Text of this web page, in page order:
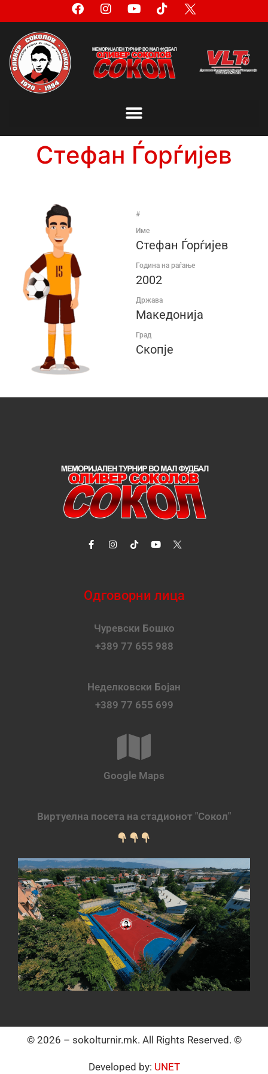
Стефан Ѓорѓијев
#
Име
Стефан Ѓорѓијев
Година на раѓање
2002
Држава
Македонија
Град
Скопје
Одговорни лица
Чуревски Бошко
+389 77 655 988
Неделковски Бојан
+389 77 655 699
Google Maps
Виртуелна посета на стадионот "Сокол"
© 2026 – sokolturnir.mk. All Rights Reserved. ©
Developed by: UNET